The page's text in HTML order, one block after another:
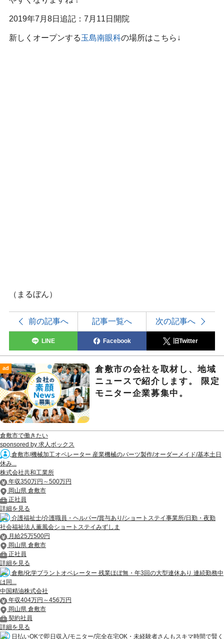
2019年7月8日追記：7月11日開院
新しくオープンする玉島南眼科の場所はこちら↓
（まるぼん）
前の記事へ 記事一覧へ 次の記事へ
LINE Facebook 旧Twitter
ad
倉敷市の会社を取材し、地域
ニュースで紹介します。 限定
モニター企業募集中。
倉敷市で働きたい
sponsored by 求人ボックス
倉敷市/機械加工オペレーター 産業機械のパーツ製作/オーダーメイド/基本土日
休み...
株式会社共和工業所
年収350万円～500万円
岡山県 倉敷市
正社員
詳細を見る
介護福祉士/介護職員・ヘルパー/賞与あり/ショートステイ事業所/日勤・夜勤
社会福祉法人薫風会ショートステイみずしま
月給25万500円
岡山県 倉敷市
正社員
詳細を見る
倉敷/化学プラントオペレーター 残業ほぼ無・年3回の大型連休あり 連続勤務中
は同...
中国精油株式会社
年収404万円～456万円
岡山県 倉敷市
契約社員
詳細を見る
日払いOKで即日収入/モニター/完全在宅OK・未経験者さんもスキマ時間で賢く